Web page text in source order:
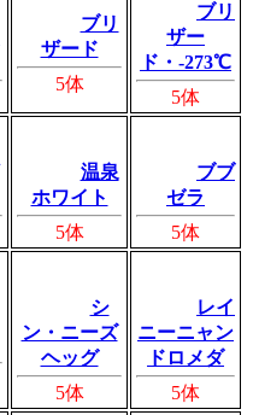
ブリ
ザード
5体
ブリ
ザー
ド・-273℃
5体
温泉
ホワイト
5体
ブブ
ゼラ
5体
シ
ン・ニーズ
ヘッグ
5体
レイ
ニーニャン
ドロメダ
5体